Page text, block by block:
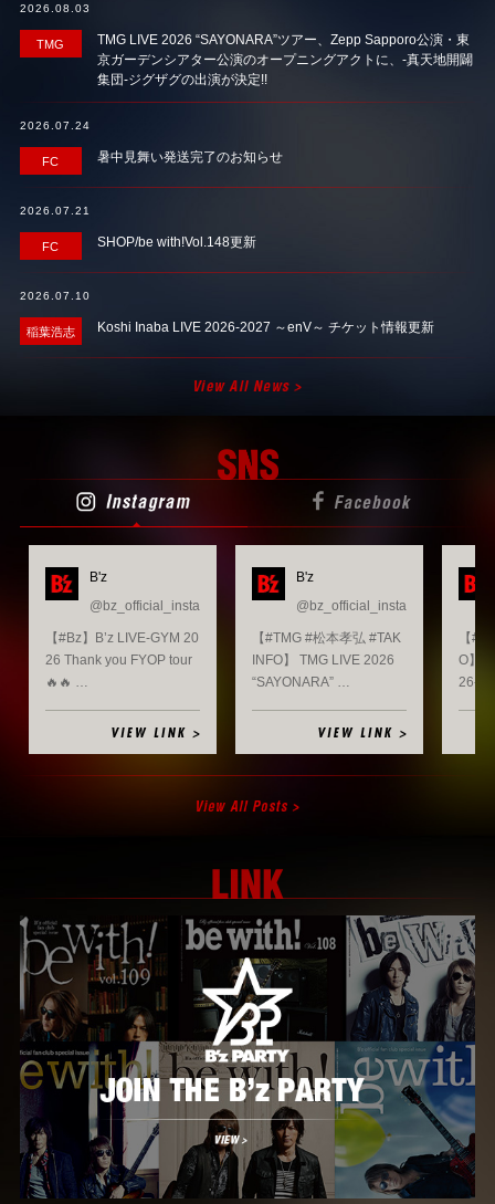
B’z「Heaven Knows」 配信中!!
B'z PARTY presents –FYOD–
Koshi Inaba×SHOEI コラボレーションヘルメット
稲葉浩志「タッチ」配信中!!
Produce of Tak Matsumoto SINGLE MALT WHISKY 第
二弾
「AION」
2026.08.03
TMG
TMG LIVE 2026 “SAYONARA”ツアー、Zepp Sapporo公演・東
京ガーデンシアター公演のオープニングアクトに、-真天地開闢
集団-ジグザグの出演が決定!!
2026.07.24
FC 暑中見舞い発送完了のお知らせ
2026.07.21
FC SHOP/be with!Vol.148更新
2026.07.10
稲葉浩志 Koshi Inaba LIVE 2026-2027 ～enV～ チケット情報更新
B'z
@bz_official_insta
【#Bz】B’z LIVE-GYM 20
26 Thank you FYOP tour
🔥🔥 …
B'z
@bz_official_insta
【#TMG #松本孝弘 #TAK
INFO】 TMG LIVE 2026
“SAYONARA” …
【#
O】
26-